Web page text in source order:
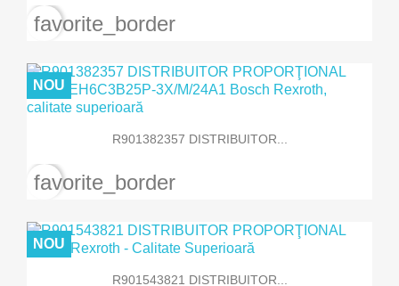
favorite_border
R901382357 DISTRIBUITOR...
NOU
favorite_border
R901543821 DISTRIBUITOR...
NOU